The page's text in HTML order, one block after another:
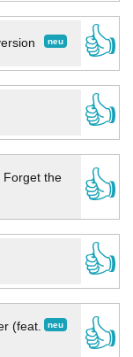
neu
👍
👍
Forget the
👍
👍
neu
(feat.
👍